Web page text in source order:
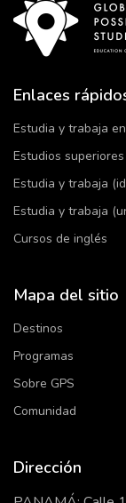
Enlaces
Estudia y trabaja
Estudios
Estudia y trabaja
Estudia y trabaja
Cursos de inglés
Mapa del sitio
Destinos
Programas
Sobre GPS
Comunidad
Dirección